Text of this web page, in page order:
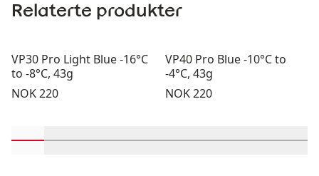
Relaterte produkter
VP30 Pro Light Blue -16°C
to -8°C, 43g
Pris:
NOK 220
VP40 Pro Blue -10°C to
-4°C, 43g
Pris:
NOK 220